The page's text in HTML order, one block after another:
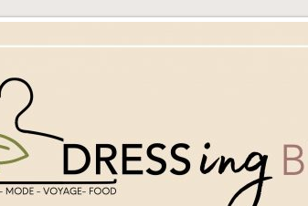
mode à Caen